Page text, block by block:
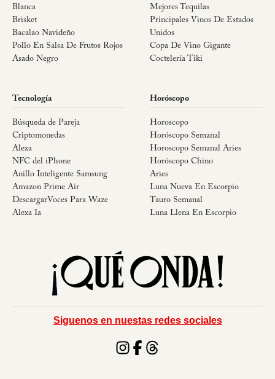
Blanca
Brisket
Bacalao Navideño
Pollo En Salsa De Frutos Rojos
Asado Negro
Mejores Tequilas
Principales Vinos De Estados
Unidos
Copa De Vino Gigante
Coctelería Tiki
Tecnología
Búsqueda de Pareja
Criptomonedas
Alexa
NFC del iPhone
Anillo Inteligente Samsung
Amazon Prime Air
DescargarVoces Para Waze
Alexa Ia
Horóscopo
Horoscopo
Horóscopo Semanal
Horoscopo Semanal Aries
Horóscopo Chino
Aries
Luna Nueva En Escorpio
Tauro Semanal
Luna Llena En Escorpio
Siguenos en nuestas redes sociales